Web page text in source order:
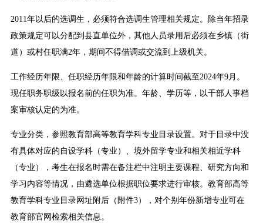
2011年以后的选调生，必须符合选调生管理相关规定。除当年招录
政策规定可以分配到县直单位外，其他人员录用后必须在乡镇（街
道）或村任职满2年，期间不得借调或交流到上级机关。
工作经历年限、任职经历年限和年龄的计算时间截至2024年9月。
现任职务职级以报名前的任职为准。年龄、学历等，以干部人事档
案审核认定的为准。
专业分类，参照教育部高等教育学科专业目录设置。对于目录中没
有具体对应的自设学科（专业）、境外留学专业和相关相近学科
（专业），考生在报名时需在备注栏中注明主要课程、研究方向和
学习内容等情况，由遴选单位根据职位要求进行审核。教育部高等
教育学科专业目录网址附后（附件3），对个别年份新增专业可在
教育部官网检索相关信息。